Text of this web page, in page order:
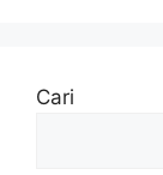
Cari